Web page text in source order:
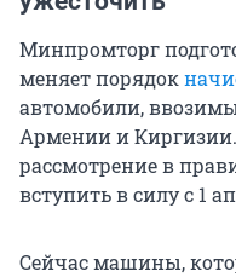
Минпромторг
меняет порядок
автомобили,
Армении и
рассмотрение в
вступить в силу с 1
Сейчас машины,